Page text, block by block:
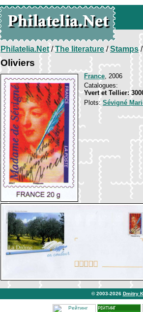
Philatelia.Net/The literature/Stamps/
Oliviers
France, 2006
Catalogues:
Yvert et Tellier:
Plots:Sévigné
© 2003-2026 Dmitry